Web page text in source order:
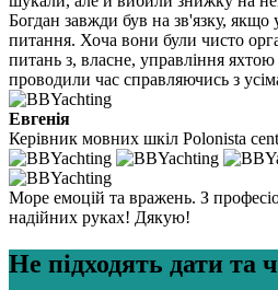
Богдан завжди був на зв'язку,
питання. Хоча вони були чисто
питань з, власне, управління
проводили час справляючись з
Евгенія
Керівник мовних шкіл Polonista
Море емоцій та вражень. З
надійних руках! Дякую!
Не підходять дати та